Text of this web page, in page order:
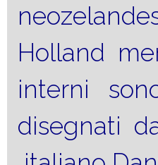
Holland
interni
disegnati